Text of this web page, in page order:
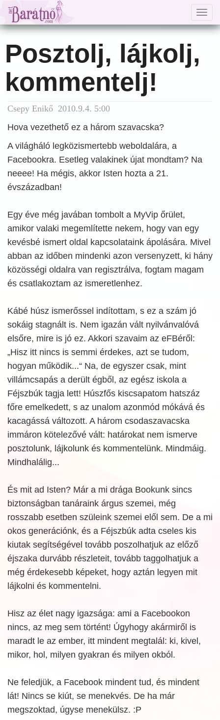
Posztolj, lájkolj,
kommentelj!
Csepy Enikő 2010.9.4. 5:00
Hova vezethető ez a három szavacska?
A világháló legközismertebb weboldalára, a
Facebookra. Esetleg valakinek újat mondtam? Na
neeee! Ha mégis, akkor Isten hozta a 21.
évszázadban!
Egy éve még javában tombolt a MyVip őrület,
amikor valaki megemlítette nekem, hogy van egy
kevésbé ismert oldal kapcsolataink ápolására. Mivel
abban az időben mindenki azon versenyzett, ki hány
közösségi oldalra van regisztrálva, fogtam magam
és csatlakoztam az ismeretlenhez.
Kábé húsz ismerőssel indítottam, s ez a szám jó
sokáig stagnált is. Nem igazán vált nyilvánvalóvá
elsőre, mire is jó ez. Akkori szavaim az eFBéről:
„Hisz itt nincs is semmi érdekes, azt se tudom,
hogyan működik...“ Na, de egyszer csak, mint
villámcsapás a derült égből, az egész iskola a
Féjszbúk tagja lett! Húszfős kiscsapatom hatszáz
főre emelkedett, s az unalom azonmód mókává és
kacagássá változott. A három csodaszavacska
immáron kötelezővé vált: határokat nem ismerve
posztolunk, lájkolunk és kommentelünk. Mindmáig.
Mindhalálig...
És mit ad Isten? Már a mi drága Bookunk sincs
biztonságban tanáraink árgus szemei, még
rosszabb esetben szüleink szemei elől sem. De a mi
okos generációnk, és a Féjszbúk adta cseles kis
kiutak segítségével tovább poszolhatjuk az előző
éjszaka durvább részleteit, tovább taggolhatjuk a
még érdekesebb képeket, hogy aztán legyen mit
lájkolni és kommentelni.
Hisz az élet nagy igazsága: ami a Facebookon
nincs, az meg sem történt! Úgyhogy akármiről is
maradt le az ember, itt mindent megtalál: ki, kivel,
mikor, hol, milyen gyakran és milyen okból.
Ne feledjük, a Facebook mindent tud, és mindent
lát! Nincs se kiút, se menekvés. De ha már
megszoktad, úgyse menekülsz. :P